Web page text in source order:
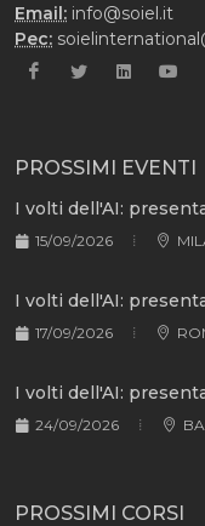
Email: info@soiel.it
Pec:
PROSSIMI EVENTI
I volti dell'AI:
15/09/2026
I volti dell'AI:
17/09/2026
I volti dell'AI:
24/09/2026
PROSSIMI CORSI